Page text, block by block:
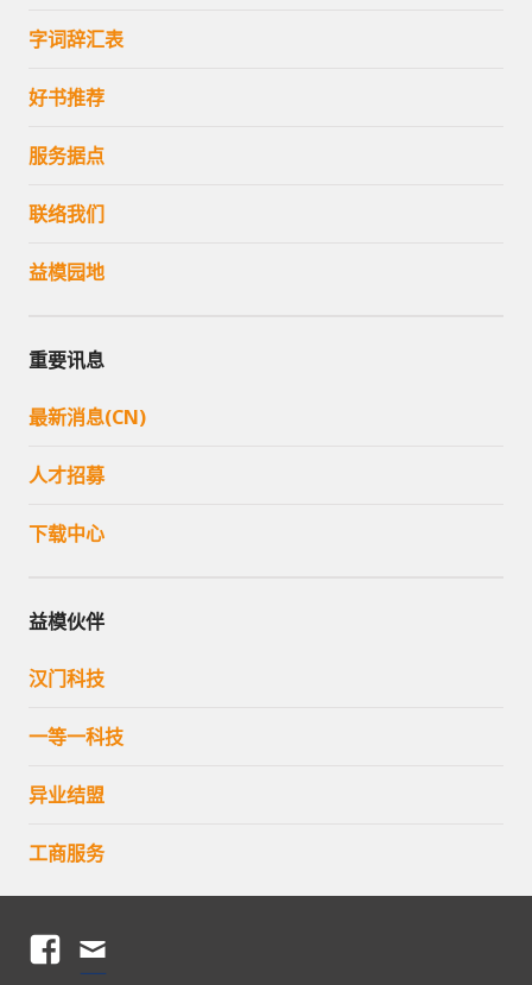
字词辞汇表
好书推荐
服务据点
联络我们
益模园地
重要讯息
最新消息(CN)
人才招募
下载中心
益模伙伴
汉门科技
一等一科技
异业结盟
工商服务